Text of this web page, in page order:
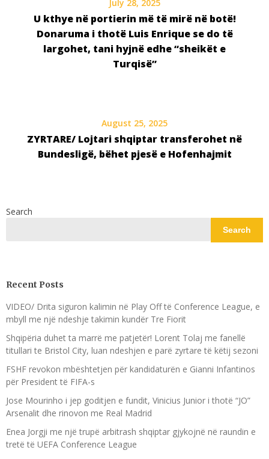
July 28, 2025
U kthye në portierin më të mirë në botë!
Donaruma i thotë Luis Enrique se do të
largohet, tani hyjnë edhe “sheikët e
Turqisë”
August 25, 2025
ZYRTARE/ Lojtari shqiptar transferohet në
Bundesligë, bëhet pjesë e Hofenhajmit
Search
Search
Recent Posts
VIDEO/ Drita siguron kalimin në Play Off të Conference League, e
mbyll me një ndeshje takimin kundër Tre Fiorit
Shqipëria duhet ta marrë me patjetër! Lorent Tolaj me fanellë
titullari te Bristol City, luan ndeshjen e parë zyrtare të këtij sezoni
FSHF revokon mbështetjen për kandidaturën e Gianni Infantinos
për President të FIFA-s
Jose Mourinho i jep goditjen e fundit, Vinicius Junior i thotë “JO”
Arsenalit dhe rinovon me Real Madrid
Enea Jorgji me një trupë arbitrash shqiptar gjykojnë në raundin e
tretë të UEFA Conference League